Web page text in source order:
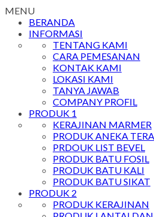
MENU
BERANDA
INFORMASI
TENTANG KAMI
CARA PEMESANAN
KONTAK KAMI
LOKASI KAMI
TANYA JAWAB
COMPANY PROFIL
PRODUK 1
KERAJINAN MARMER
PRODUK ANEKA
PRDOUK LIST BEVEL
PRODUK BATU FOSIL
PRODUK BATU KALI
PRODUK BATU SIKAT
PRODUK 2
PRODUK KERAJINAN